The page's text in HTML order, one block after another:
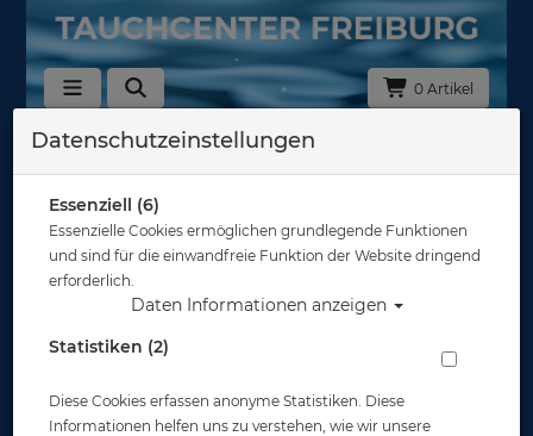
0 Artikel
Zurück
Datenschutzeinstellungen
Essenziell (6)
Essenzielle Cookies ermöglichen grundlegende Funktionen
und sind für die einwandfreie Funktion der Website dringend
erforderlich.
Daten Informationen anzeigen
Statistiken (2)
Diese Cookies erfassen anonyme Statistiken. Diese
Informationen helfen uns zu verstehen, wie wir unsere